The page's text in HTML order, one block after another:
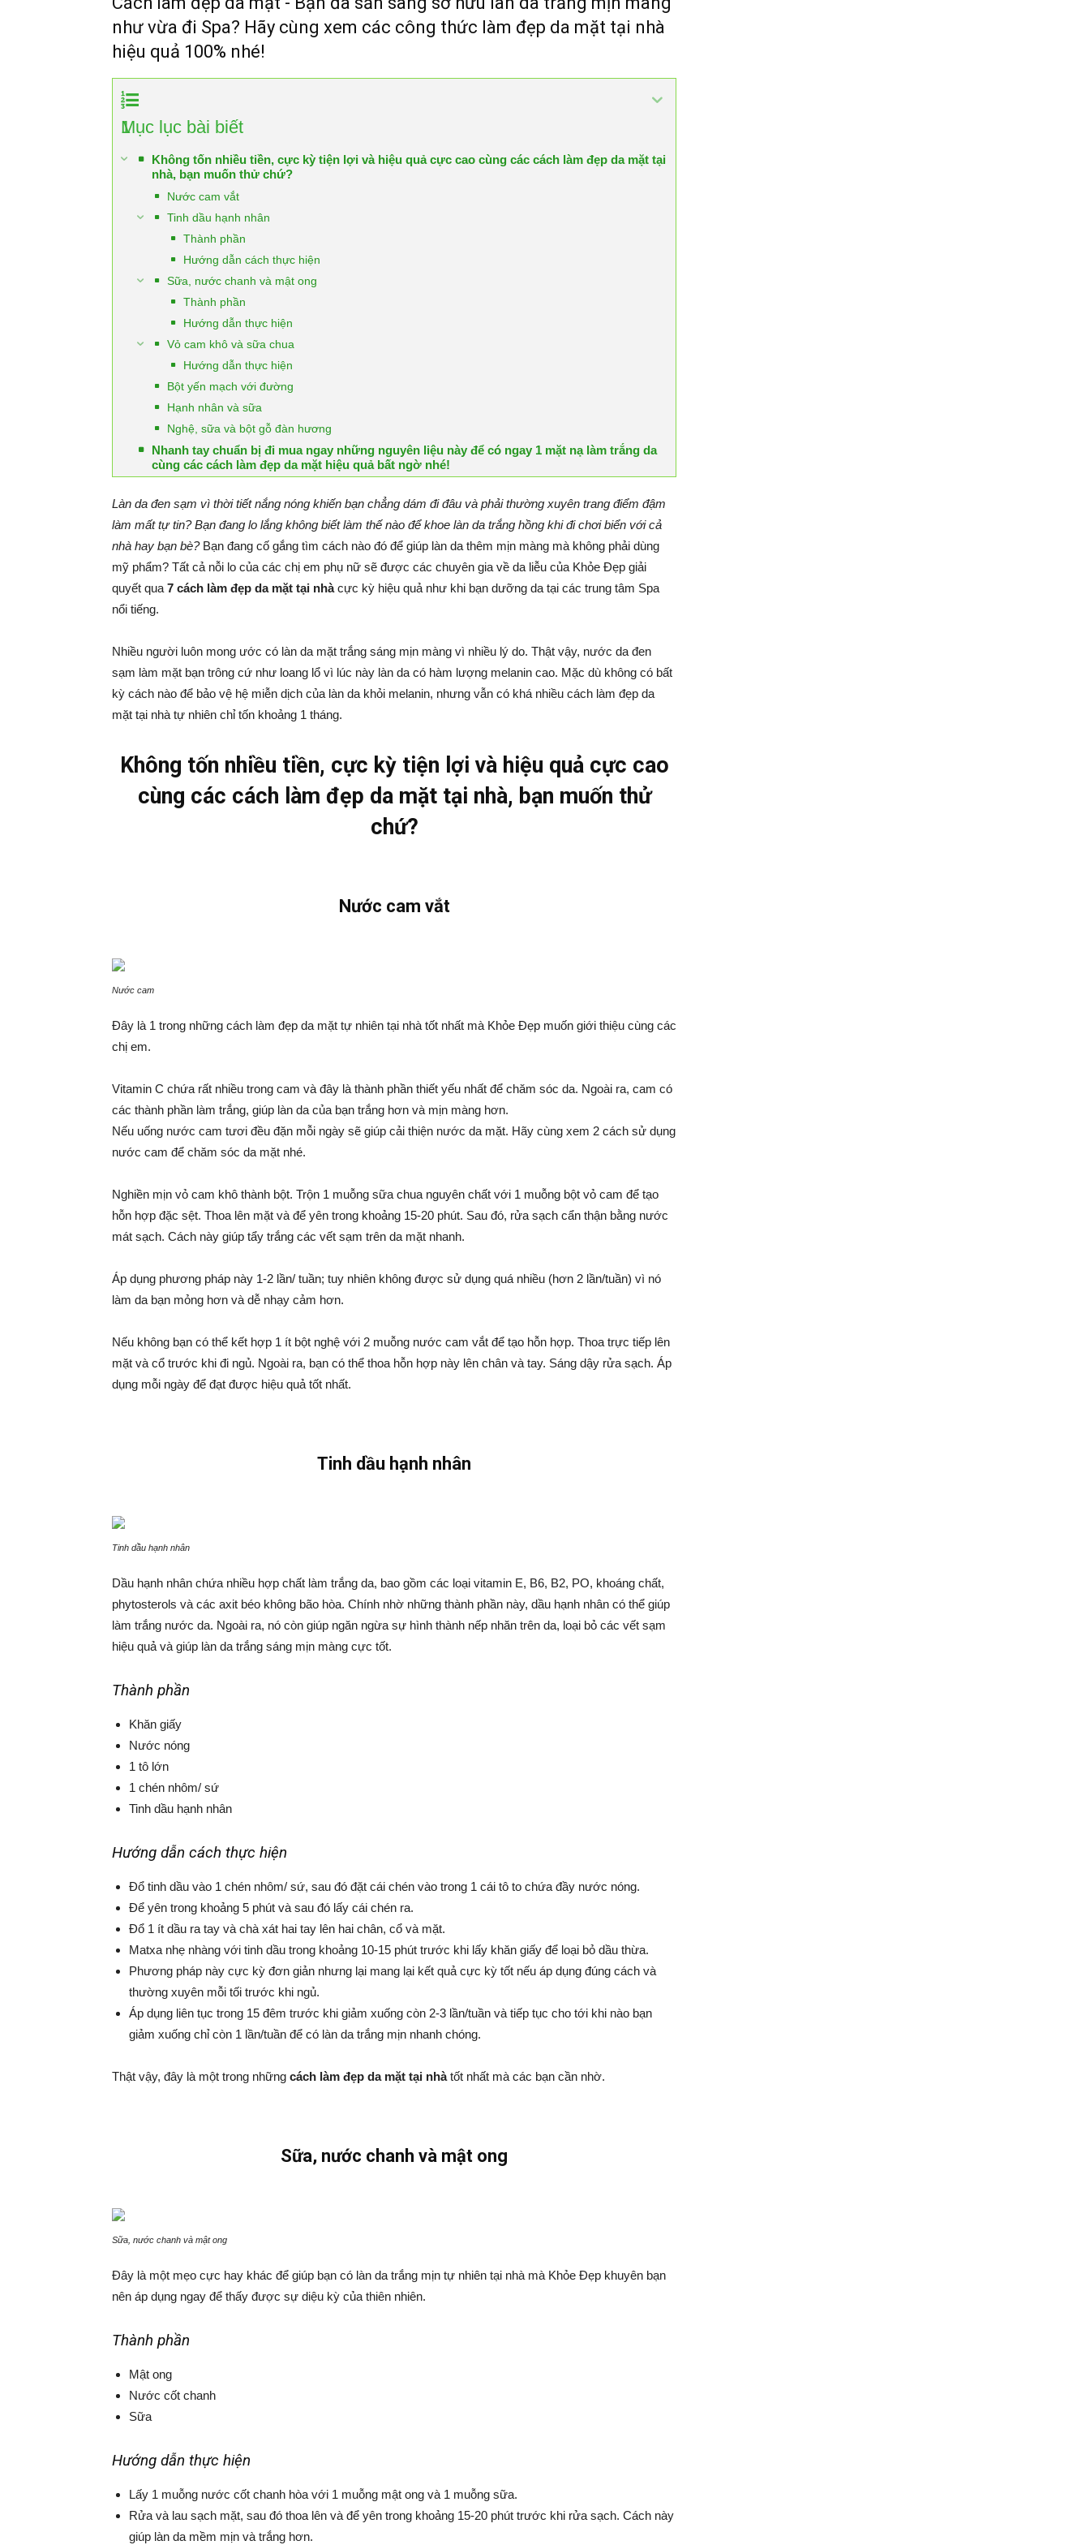
như vừa đi Spa? Hãy cùng xem các công thức làm đẹp da mặt tại nhà
hiệu quả 100% nhé!
1
Mục lục bài biết
Không tốn nhiều tiền, cực kỳ tiện lợi và hiệu quả cực cao cùng các cách làm đẹp da mặt tại
nhà, bạn muốn thử chứ?
Nước cam vắt
Tinh dầu hạnh nhân
Thành phần
Hướng dẫn cách thực hiện
Sữa, nước chanh và mật ong
Thành phần
Hướng dẫn thực hiện
Vỏ cam khô và sữa chua
Hướng dẫn thực hiện
Bột yến mạch với đường
Hạnh nhân và sữa
Nghệ, sữa và bột gỗ đàn hương
Nhanh tay chuẩn bị đi mua ngay những nguyên liệu này để có ngay 1 mặt nạ làm trắng da
cùng các cách làm đẹp da mặt hiệu quả bất ngờ nhé!
Làn da đen sạm vì thời tiết nắng nóng khiến bạn chẳng dám đi đâu và phải thường xuyên trang điểm đậm
làm mất tự tin? Bạn đang lo lắng không biết làm thế nào để khoe làn da trắng hồng khi đi chơi biển với cả
nhà hay bạn bè?Bạn đang cố gắng tìm cách nào đó để giúp làn da thêm mịn màng mà không phải dùng
mỹ phẩm? Tất cả nỗi lo của các chị em phụ nữ sẽ được các chuyên gia về da liễu của Khỏe Đẹp giải
quyết qua 7 cách làm đẹp da mặt tại nhàcực kỳ hiệu quả như khi bạn dưỡng da tại các trung tâm Spa
nổi tiếng.
Nhiều người luôn mong ước có làn da mặt trắng sáng mịn màng vì nhiều lý do. Thật vậy, nước da đen
sạm làm mặt bạn trông cứ như loang lổ vì lúc này làn da có hàm lượng melanin cao. Mặc dù không có bất
kỳ cách nào để bảo vệ hệ miễn dịch của làn da khỏi melanin, nhưng vẫn có khá nhiều cách làm đẹp da
mặt tại nhà tự nhiên chỉ tốn khoảng 1 tháng.
Không tốn nhiều tiền, cực kỳ tiện lợi và hiệu quả cực cao
cùng các cách làm đẹp da mặt tại nhà, bạn muốn thử
chứ?
Nước cam vắt
Nước cam
Đây là 1 trong những cách làm đẹp da mặt tự nhiên tại nhà tốt nhất mà Khỏe Đẹp muốn giới thiệu cùng các
chị em.
Vitamin C chứa rất nhiều trong cam và đây là thành phần thiết yếu nhất để chăm sóc da. Ngoài ra, cam có
các thành phần làm trắng, giúp làn da của bạn trắng hơn và mịn màng hơn.
Nếu uống nước cam tươi đều đặn mỗi ngày sẽ giúp cải thiện nước da mặt. Hãy cùng xem 2 cách sử dụng
nước cam để chăm sóc da mặt nhé.
Nghiền mịn vỏ cam khô thành bột. Trộn 1 muỗng sữa chua nguyên chất với 1 muỗng bột vỏ cam để tạo
hỗn hợp đặc sệt. Thoa lên mặt và để yên trong khoảng 15-20 phút. Sau đó, rửa sạch cẩn thận bằng nước
mát sạch. Cách này giúp tẩy trắng các vết sạm trên da mặt nhanh.
Áp dụng phương pháp này 1-2 lần/ tuần; tuy nhiên không được sử dụng quá nhiều (hơn 2 lần/tuần) vì nó
làm da bạn mỏng hơn và dễ nhạy cảm hơn.
Nếu không bạn có thể kết hợp 1 ít bột nghệ với 2 muỗng nước cam vắt để tạo hỗn hợp. Thoa trực tiếp lên
mặt và cổ trước khi đi ngủ. Ngoài ra, bạn có thể thoa hỗn hợp này lên chân và tay. Sáng dậy rửa sạch. Áp
dụng mỗi ngày để đạt được hiệu quả tốt nhất.
Tinh dầu hạnh nhân
Tinh dầu hạnh nhân
Dầu hạnh nhân chứa nhiều hợp chất làm trắng da, bao gồm các loại vitamin E, B6, B2, PO, khoáng chất,
phytosterols và các axit béo không bão hòa. Chính nhờ những thành phần này, dầu hạnh nhân có thể giúp
làm trắng nước da. Ngoài ra, nó còn giúp ngăn ngừa sự hình thành nếp nhăn trên da, loại bỏ các vết sạm
hiệu quả và giúp làn da trắng sáng mịn màng cực tốt.
Thành phần
Khăn giấy
Nước nóng
1 tô lớn
1 chén nhôm/ sứ
Tinh dầu hạnh nhân
Hướng dẫn cách thực hiện
Đổ tinh dầu vào 1 chén nhôm/ sứ, sau đó đặt cái chén vào trong 1 cái tô to chứa đầy nước nóng.
Để yên trong khoảng 5 phút và sau đó lấy cái chén ra.
Đổ 1 ít dầu ra tay và chà xát hai tay lên hai chân, cổ và mặt.
Matxa nhẹ nhàng với tinh dầu trong khoảng 10-15 phút trước khi lấy khăn giấy để loại bỏ dầu thừa.
Phương pháp này cực kỳ đơn giản nhưng lại mang lại kết quả cực kỳ tốt nếu áp dụng đúng cách và
thường xuyên mỗi tối trước khi ngủ.
Áp dụng liên tục trong 15 đêm trước khi giảm xuống còn 2-3 lần/tuần và tiếp tục cho tới khi nào bạn
giảm xuống chỉ còn 1 lần/tuần để có làn da trắng mịn nhanh chóng.
Thật vậy, đây là một trong những cách làm đẹp da mặt tại nhàtốt nhất mà các bạn cần nhờ.
Sữa, nước chanh và mật ong
Sữa, nước chanh và mật ong
Đây là một mẹo cực hay khác để giúp bạn có làn da trắng mịn tự nhiên tại nhà mà Khỏe Đẹp khuyên bạn
nên áp dụng ngay để thấy được sự diệu kỳ của thiên nhiên.
Thành phần
Mật ong
Nước cốt chanh
Sữa
Hướng dẫn thực hiện
Lấy 1 muỗng nước cốt chanh hòa với 1 muỗng mật ong và 1 muỗng sữa.
Rửa và lau sạch mặt, sau đó thoa lên và để yên trong khoảng 15-20 phút trước khi rửa sạch. Cách này
giúp làn da mềm mịn và trắng hơn.